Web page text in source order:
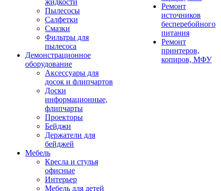
жидкости
Пылесосы
Салфетки
Смазки
Фильтры для
пылесоса
Демонстрационное
оборудование
Аксессуары для
досок и флипчартов
Доски
информационные,
флипчарты
Проекторы
Бейджи
Держатели для
бейджей
Мебель
Кресла и стулья
офисные
Интерьер
Мебель для детей
Ремонт
источников
бесперебойного
питания
Ремонт
принтеров,
копиров, МФУ